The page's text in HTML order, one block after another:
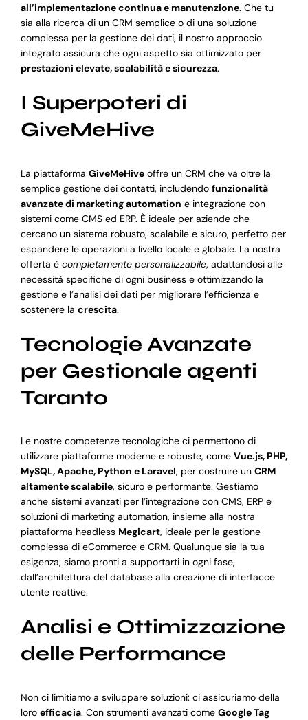
all’implementazione continua e manutenzione. Che tu
sia alla ricerca di un CRM semplice o di una soluzione
complessa per la gestione dei dati, il nostro approccio
integrato assicura che ogni aspetto sia ottimizzato per
prestazioni elevate, scalabilità e sicurezza.
I Superpoteri di
GiveMeHive
La piattaforma GiveMeHiveoffre un CRM che va oltre la
semplice gestione dei contatti, includendo funzionalità
avanzate di marketing automation e integrazione con
sistemi come CMS ed ERP. È ideale per aziende che
cercano un sistema robusto, scalabile e sicuro, perfetto per
espandere le operazioni a livello locale e globale. La nostra
offerta è completamente personalizzabile, adattandosi alle
necessità specifiche di ogni business e ottimizzando la
gestione e l’analisi dei dati per migliorare l’efficienza e
sostenere la crescita.
Tecnologie Avanzate
per Gestionale agenti
Taranto
Le nostre competenze tecnologiche ci permettono di
utilizzare piattaforme moderne e robuste, come Vue.js, PHP,
MySQL, Apache, Python e Laravel, per costruire un CRM
altamente scalabile, sicuro e performante. Gestiamo
anche sistemi avanzati per l’integrazione con CMS, ERP e
soluzioni di marketing automation, insieme alla nostra
piattaforma headless Megicart, ideale per la gestione
complessa di eCommerce e CRM. Qualunque sia la tua
esigenza, siamo pronti a supportarti in ogni fase,
dall’architettura del database alla creazione di interfacce
utente reattive.
Analisi e Ottimizzazione
delle Performance
Non ci limitiamo a sviluppare soluzioni: ci assicuriamo della
loro efficacia. Con strumenti avanzati come Google Tag